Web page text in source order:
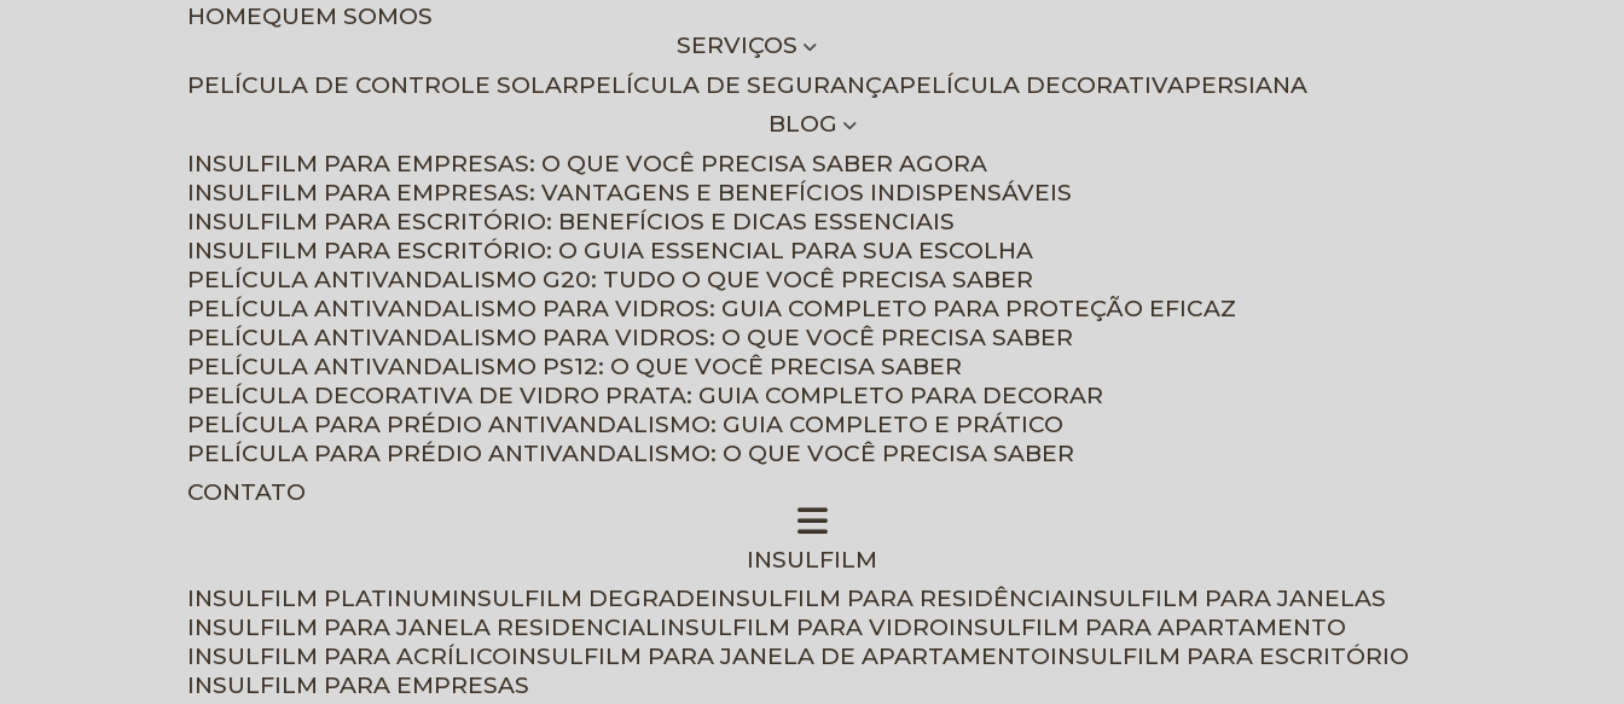
HOME
QUEM SOMOS
SERVIÇOS
PELÍCULA DE CONTROLE SOLAR
PELÍCULA DE SEGURANÇA PELÍCULA DECORATIVA
PERSIANA
BLOG
INSULFILM PARA EMPRESAS: O QUE VOCÊ PRECISA SABER AGORA
INSULFILM PARA EMPRESAS: VANTAGENS E BENEFÍCIOS INDISPENSÁVEIS
INSULFILM PARA ESCRITÓRIO: BENEFÍCIOS E DICAS ESSENCIAIS
INSULFILM PARA ESCRITÓRIO: O GUIA ESSENCIAL PARA SUA ESCOLHA
PELÍCULA ANTIVANDALISMO G20: TUDO O QUE VOCÊ PRECISA SABER
PELÍCULA ANTIVANDALISMO PARA VIDROS: GUIA COMPLETO PARA PROTEÇÃO EFICAZ
PELÍCULA ANTIVANDALISMO PARA VIDROS: O QUE VOCÊ PRECISA SABER
PELÍCULA ANTIVANDALISMO PS12: O QUE VOCÊ PRECISA SABER
PELÍCULA DECORATIVA DE VIDRO PRATA: GUIA COMPLETO PARA DECORAR
PELÍCULA PARA PRÉDIO ANTIVANDALISMO: GUIA COMPLETO E PRÁTICO
PELÍCULA PARA PRÉDIO ANTIVANDALISMO: O QUE VOCÊ PRECISA SABER
CONTATO
INSULFILM
INSULFILM PLATINUM INSULFILM DEGRADE INSULFILM PARA RESIDÊNCIA INSULFILM PARA JANELAS
INSULFILM PARA JANELA RESIDENCIAL INSULFILM PARA VIDRO INSULFILM PARA APARTAMENTO
INSULFILM PARA ACRÍLICO INSULFILM PARA JANELA DE APARTAMENTO INSULFILM PARA ESCRITÓRIO
INSULFILM PARA EMPRESAS